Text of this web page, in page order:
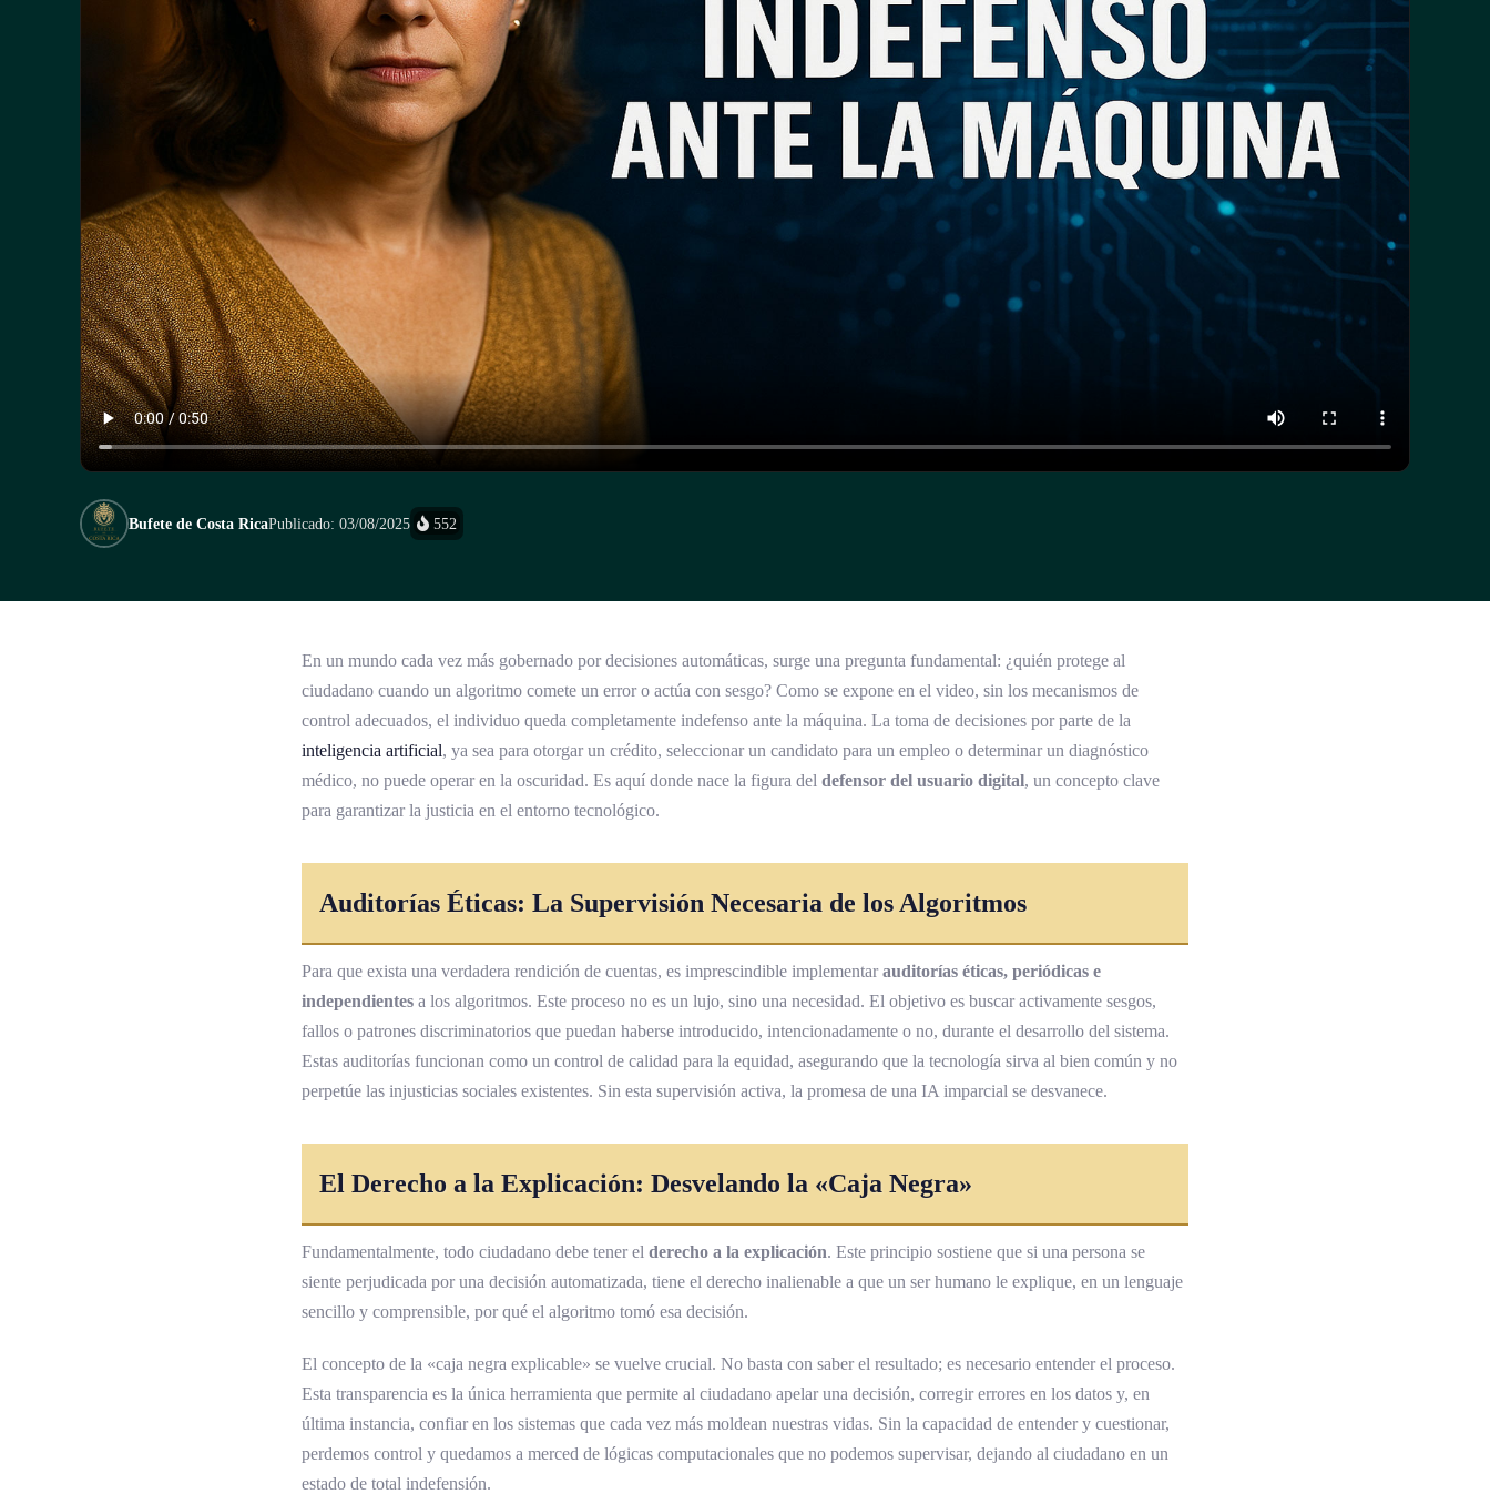
Bufete de Costa RicaPublicado: 03/08/2025 552
En un mundo cada vez más gobernado por decisiones automáticas, surge una pregunta fundamental: ¿quién protege al
ciudadano cuando un algoritmo comete un error o actúa con sesgo? Como se expone en el video, sin los mecanismos de
control adecuados, el individuo queda completamente indefenso ante la máquina. La toma de decisiones por parte de la
inteligencia artificial, ya sea para otorgar un crédito, seleccionar un candidato para un empleo o determinar un diagnóstico
médico, no puede operar en la oscuridad. Es aquí donde nace la figura del defensor del usuario digital, un concepto clave
para garantizar la justicia en el entorno tecnológico.
Auditorías Éticas: La Supervisión Necesaria de los Algoritmos
Para que exista una verdadera rendición de cuentas, es imprescindible implementarauditorías éticas, periódicas e
independientes a los algoritmos. Este proceso no es un lujo, sino una necesidad. El objetivo es buscar activamente sesgos,
fallos o patrones discriminatorios que puedan haberse introducido, intencionadamente o no, durante el desarrollo del sistema.
Estas auditorías funcionan como un control de calidad para la equidad, asegurando que la tecnología sirva al bien común y no
perpetúe las injusticias sociales existentes. Sin esta supervisión activa, la promesa de una IA imparcial se desvanece.
El Derecho a la Explicación: Desvelando la «Caja Negra»
Fundamentalmente, todo ciudadano debe tener el derecho a la explicación. Este principio sostiene que si una persona se
siente perjudicada por una decisión automatizada, tiene el derecho inalienable a que un ser humano le explique, en un lenguaje
sencillo y comprensible, por qué el algoritmo tomó esa decisión.
El concepto de la «caja negra explicable» se vuelve crucial. No basta con saber el resultado; es necesario entender el proceso.
Esta transparencia es la única herramienta que permite al ciudadano apelar una decisión, corregir errores en los datos y, en
última instancia, confiar en los sistemas que cada vez más moldean nuestras vidas. Sin la capacidad de entender y cuestionar,
perdemos control y quedamos a merced de lógicas computacionales que no podemos supervisar, dejando al ciudadano en un
estado de total indefensión.